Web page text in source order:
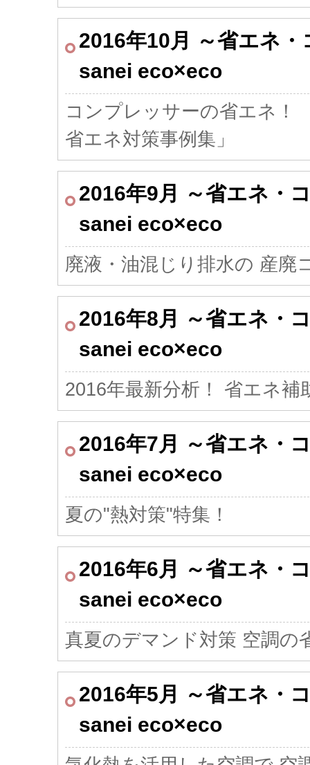
2016年10月 ～省エネ
sanei eco×eco
コンプレッサーの省エネ！
省エネ対策事例集」
2016年9月 ～省エネ・
sanei eco×eco
廃液・油混じり排水の 産廃
2016年8月 ～省エネ・
sanei eco×eco
2016年最新分析！ 省エネ補
2016年7月 ～省エネ・
sanei eco×eco
夏の"熱対策"特集！
2016年6月 ～省エネ・
sanei eco×eco
真夏のデマンド対策 空調の
2016年5月 ～省エネ・
sanei eco×eco